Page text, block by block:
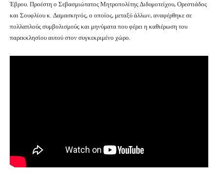
Έβρου. Προέστη ο Σεβασμιώτατος Μητροπολίτης Διδυμοτείχου, Ορεστιάδος
και Σουφλίου κ. Δαμασκηνός, ο οποίος, μεταξύ άλλων, αναφέρθηκε σε
πολλαπλούς συμβολισμούς και μηνύματα που φέρει η καθιέρωση του
παρεκκλησίου αυτού στον συγκεκριμένο χώρο.